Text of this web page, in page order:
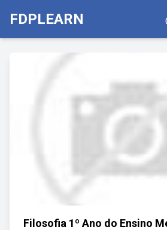
FDPLEARN
Filosofia 1º Ano do Ensino